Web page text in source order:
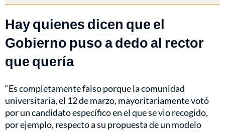
Hay quienes dicen que el
Gobierno puso a dedo al rector
que quería
“Es completamente falso porque la comunidad
universitaria, el 12 de marzo, mayoritariamente votó
por un candidato específico en el que se vio recogido,
por ejemplo, respecto a su propuesta de un modelo